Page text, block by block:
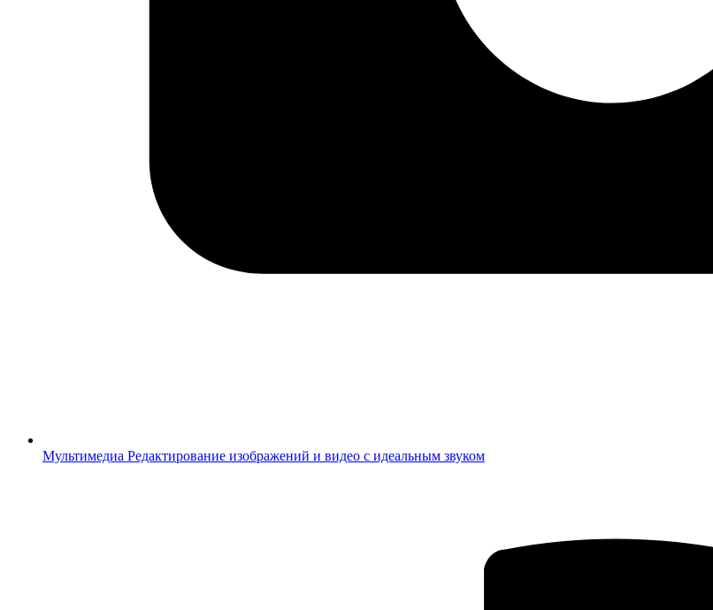
Мультимедиа Редактирование изображений и видео с идеальным звуком